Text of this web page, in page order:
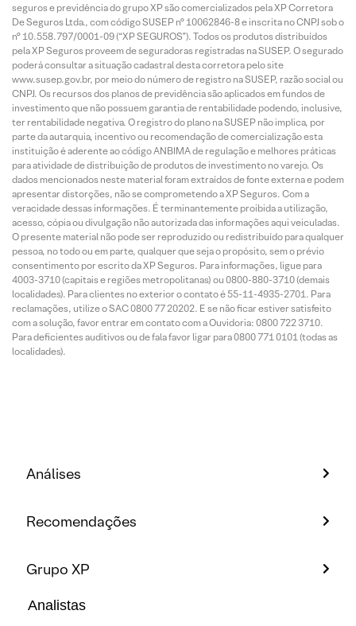
seguros e previdência do grupo XP são comercializados pela XP Corretora
De Seguros Ltda., com código SUSEP n° 10062846-8 e inscrita no CNPJ sob o
n° 10.558.797/0001-09 (“XP SEGUROS”). Todos os produtos distribuídos
pela XP Seguros proveem de seguradoras registradas na SUSEP. O segurado
poderá consultar a situação cadastral desta corretora pelo site
www.susep.gov.br, por meio do número de registro na SUSEP, razão social ou
CNPJ. Os recursos dos planos de previdência são aplicados em fundos de
investimento que não possuem garantia de rentabilidade podendo, inclusive,
ter rentabilidade negativa. O registro do plano na SUSEP não implica, por
parte da autarquia, incentivo ou recomendação de comercialização esta
instituição é aderente ao código ANBIMA de regulação e melhores práticas
para atividade de distribuição de produtos de investimento no varejo. Os
dados mencionados neste material foram extraídos de fonte externa e podem
apresentar distorções, não se comprometendo a XP Seguros. Com a
veracidade dessas informações. É terminantemente proibida a utilização,
acesso, cópia ou divulgação não autorizada das informações aqui veiculadas.
O presente material não pode ser reproduzido ou redistribuído para qualquer
pessoa, no todo ou em parte, qualquer que seja o propósito, sem o prévio
consentimento por escrito da XP Seguros. Para informações, ligue para
4003-3710 (capitais e regiões metropolitanas) ou 0800-880-3710 (demais
localidades). Para clientes no exterior o contato é 55-11-4935-2701. Para
reclamações, utilize o SAC 0800 77 20202. E se não ficar estiver satisfeito
com a solução, favor entrar em contato com a Ouvidoria: 0800 722 3710.
Para deficientes auditivos ou de fala favor ligar para 0800 771 0101 (todas as
localidades).
Análises
Recomendações
Grupo XP
Analistas